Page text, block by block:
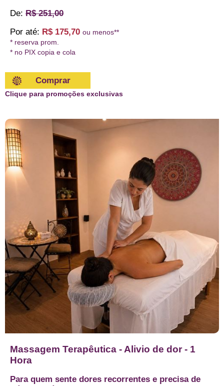
De: R$ 251,00
Por até: R$ 175,70 ou menos**
* reserva prom.
* no PIX copia e cola
Comprar
Clique para promoções exclusivas
Massagem Terapêutica - Alivio de dor - 1
Hora
Para quem sente dores recorrentes e precisa de